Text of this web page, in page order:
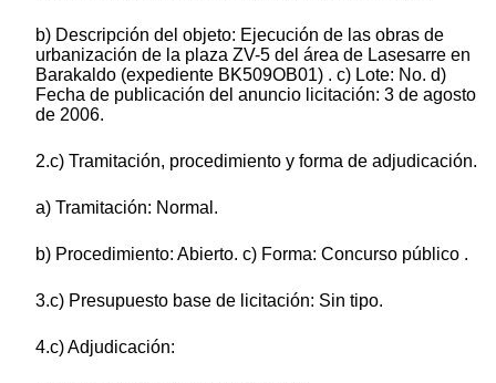
b) Descripción del objeto: Ejecución de las obras de
urbanización de la plaza ZV-5 del área de Lasesarre en
Barakaldo (expediente BK509OB01) . c) Lote: No. d)
Fecha de publicación del anuncio licitación: 3 de agosto
de 2006.
2.c) Tramitación, procedimiento y forma de adjudicación.
a) Tramitación: Normal.
b) Procedimiento: Abierto. c) Forma: Concurso público .
3.c) Presupuesto base de licitación: Sin tipo.
4.c) Adjudicación: